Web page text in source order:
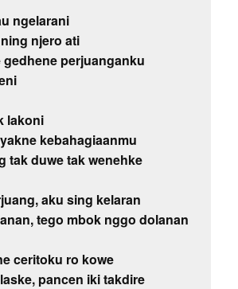
ngelarani
njero ati
gedhene perjuanganku
lakoni
kebahagiaanmu
tak duwe tak wenehke
aku sing kelaran
tego mbok nggo dolanan
ceritoku ro kowe
pancen iki takdire